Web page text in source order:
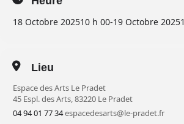
18 Octobre 202510 h 00-19 Octobre 2025
Lieu
Espace des Arts Le Pradet
45 Espl. des Arts, 83220 Le Pradet
04 94 01 77 34espacedesarts@le-pradet.fr